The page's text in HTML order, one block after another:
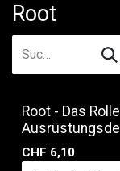
Root
Root - Das
CHF 6,10